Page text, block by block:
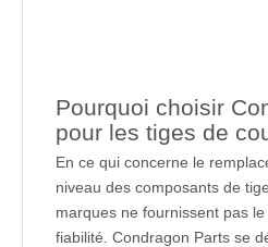
Pourquoi choisir
pour les tiges de
En ce qui concerne le
niveau des composants de
marques ne fournissent pas
fiabilité. Condragon Parts se